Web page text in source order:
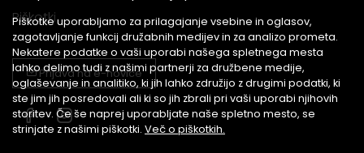
Piškotki
Prijava na e-novice
Piškotke uporabljamo za prilagajanje vsebine in oglasov,
zagotavljanje funkcij družabnih medijev in za analizo prometa.
Nekatere podatke o vaši uporabi našega spletnega mesta
lahko delimo tudi z našimi partnerji za družbene medije,
oglaševanje in analitiko, ki jih lahko združijo z drugimi podatki, ki
ste jim jih posredovali ali ki so jih zbrali pri vaši uporabi njihovih
storitev. Če še naprej uporabljate naše spletno mesto, se
strinjate z našimi piškotki. Več o piškotkih.